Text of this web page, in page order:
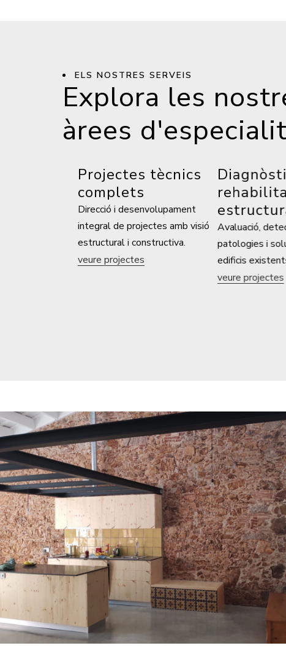
ELS NOSTRES SERVEIS
Explora les
àrees
Projectes tècnics
complets
Direcció i desenvolupament
integral de projectes amb visió
estructural i constructiva.
veure projectes
Diagnòstic
estructural
Avaluació,
patologies i
edificis existents.
veure projectes